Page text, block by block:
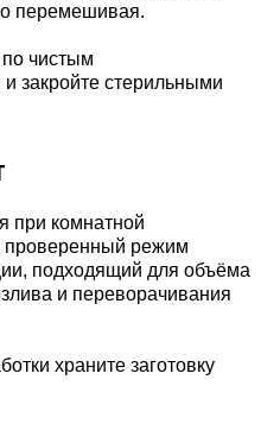
перемешивая.
по чистым
закройте стерильными
при комнатной
проверенный режим
подходящий для объёма
и переворачивания
храните заготовку